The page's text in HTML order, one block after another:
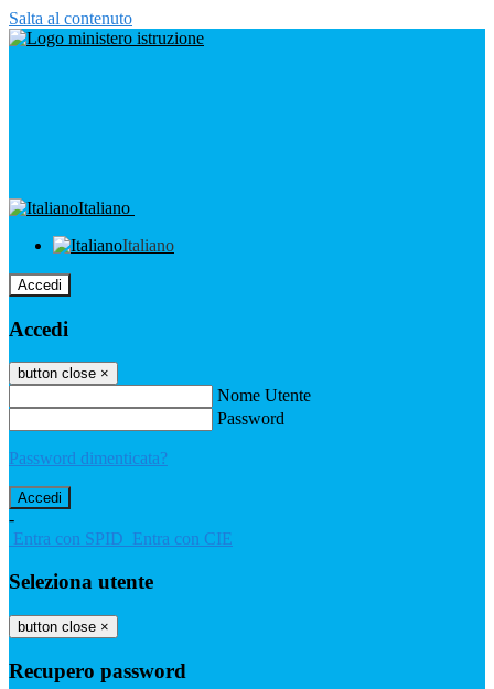
Salta al contenuto
Italiano
Italiano
Accedi
Accedi
button close ×
Nome Utente
Password
Password dimenticata?
-
Entra con SPID Entra con CIE
Seleziona utente
button close ×
Recupero password